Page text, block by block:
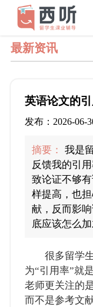
最新资讯
英语论文的
发布：2026-06-
摘要：
我是
反馈我的引
致论证不够
样提高，也
献，反而影
底应该怎么
很多留学生
为“引用率”就
老师更关注的
而不是参考文